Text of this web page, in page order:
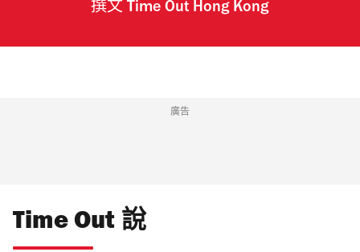
撰文 Time Out Hong Kong
廣告
Time Out 說